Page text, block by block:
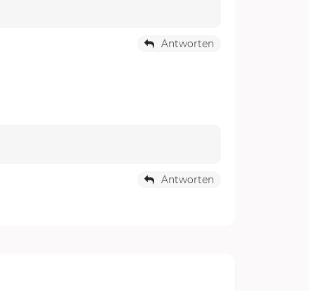
Antworten
Antworten